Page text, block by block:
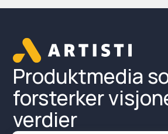
Produktmedia
forsterker
verdier